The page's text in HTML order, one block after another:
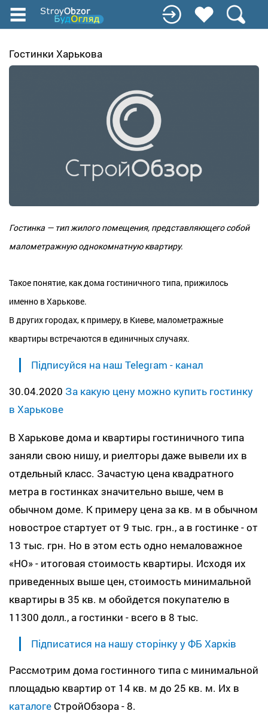
Перейти
до
вмісту
Гостинки Харькова
Гостинка — типжилого помещения, представляющего собой
малометражную однокомнатнуюквартиру.
Такое понятие, как дома гостиничного типа, прижилось
именно в Харькове.
В других городах, к примеру, в Киеве, малометражные
квартиры встречаются в единичных случаях.
Підписуйся на наш Telegram - канал
30.04.2020 За какую цену можно купить гостинку
в Харькове
В Харькове дома и квартиры гостиничного типа
заняли свою нишу, и риелторы даже вывели их в
отдельный класс. Зачастую цена квадратного
метра в гостинках значительно выше, чем в
обычном доме. К примеру цена за кв. м в обычном
новострое стартует от 9 тыс. грн., а в гостинке - от
13 тыс. грн. Но в этом есть одно немаловажное
«НО» - итоговая стоимость квартиры. Исходя их
приведенных выше цен, стоимость минимальной
квартиры в 35 кв. м обойдется покупателю в
11300 долл., а гостинки - всего в 8 тыс.
Підписатися на нашу сторінку у ФБ Харків
Рассмотрим дома гостинного типа с минимальной
площадью квартир от 14 кв. м до 25 кв. м. Их в
каталоге СтройОбзора - 8.